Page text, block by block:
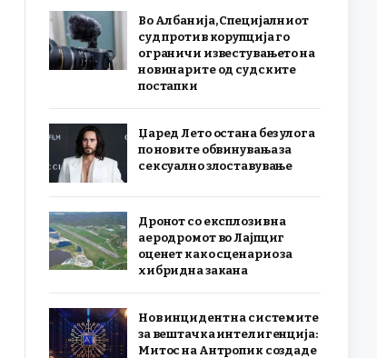
Во Албанија, Специјалниот
суд против корупција го
ограничи известувањето на
новинарите од судските
постапки
Џаред Лето остана без улога
по новите обвинувања за
сексуално злоставување
Дронот со експлозив на
аеродромот во Лајпциг
оценет како сценарио за
хибридна закана
Нов инцидент на системите
за вештачка интелигенција:
Митос на Антропик создаде